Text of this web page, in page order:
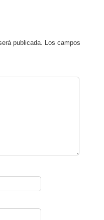
publicada. Los campos